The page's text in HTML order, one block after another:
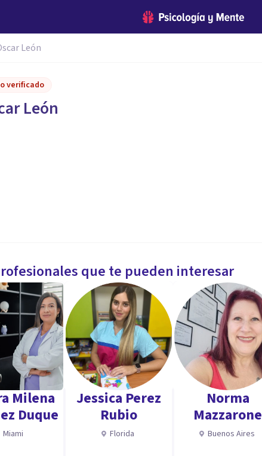
León
verificado
León
que te pueden interesar
Milena
Duque
Miami
Jessica Perez
Rubio
Florida
Norma
Mazzarone
Buenos Aires